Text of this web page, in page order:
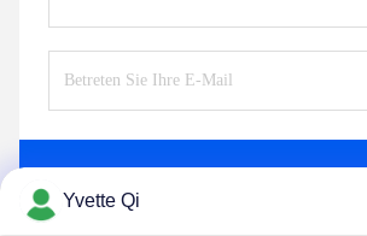
Yvette Qi